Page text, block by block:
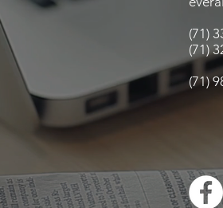
(71)
(71)
(71)